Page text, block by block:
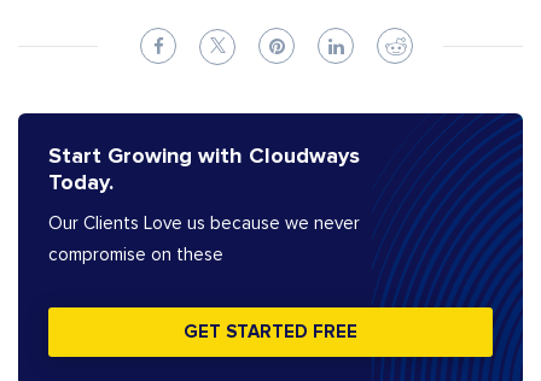
Start Growing with Cloudways
Today.
Our Clients Love us because we never
compromise on these
GET STARTED FREE